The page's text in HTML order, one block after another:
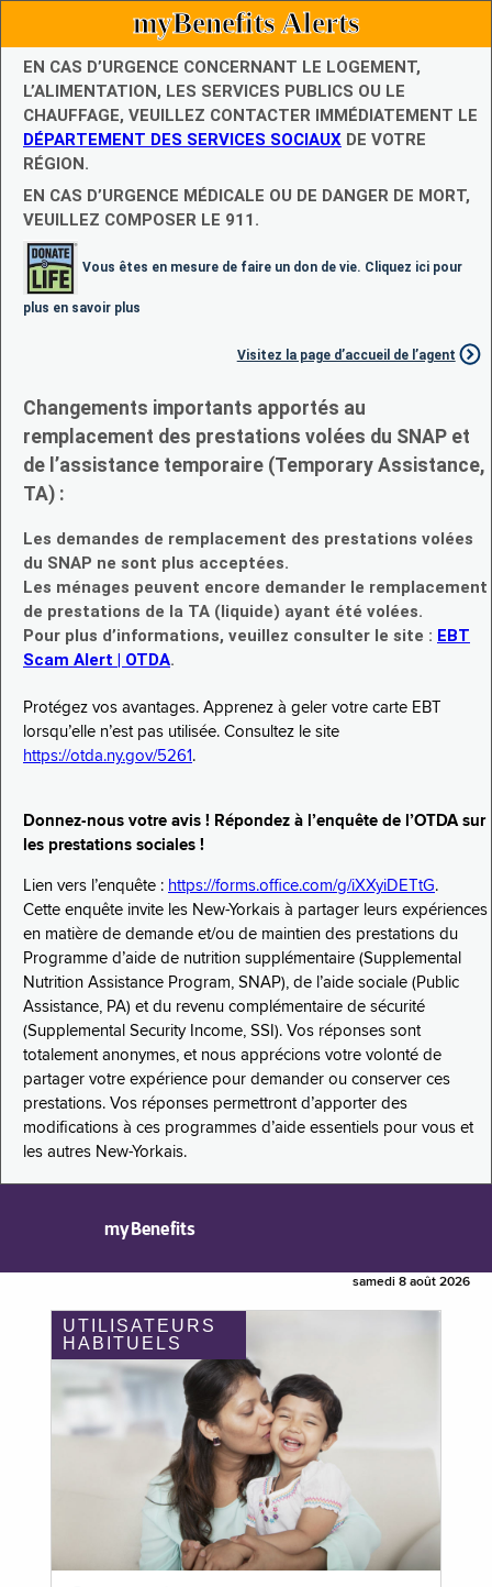
myBenefits Alerts
EN CAS D’URGENCE CONCERNANT LE LOGEMENT,
L’ALIMENTATION, LES SERVICES PUBLICS OU LE
CHAUFFAGE, VEUILLEZ CONTACTER IMMÉDIATEMENT LE
DÉPARTEMENT DES SERVICES SOCIAUX DE VOTRE
RÉGION.
EN CAS D’URGENCE MÉDICALE OU DE DANGER DE MORT,
VEUILLEZ COMPOSER LE 911.
Vous êtes en mesure de faire un don de vie. Cliquez ici pour
plus en savoir plus
Visitez la page d’accueil de l’agent
Changements importants apportés au
remplacement des prestations volées du SNAP et
de l’assistance temporaire (Temporary Assistance,
TA) :
Les demandes de remplacement des prestations volées
du SNAP ne sont plus acceptées.
Les ménages peuvent encore demander le remplacement
de prestations de la TA (liquide) ayant été volées.
Pour plus d’informations, veuillez consulter le site : EBT
Scam Alert | OTDA.
Protégez vos avantages. Apprenez à geler votre carte EBT
lorsqu’elle n’est pas utilisée. Consultez le site
https://otda.ny.gov/5261 .
Donnez-nous votre avis ! Répondez à l’enquête de l’OTDA sur
les prestations sociales !
Lien vers l’enquête : https://forms.office.com/g/iXXyiDETtG.
Cette enquête invite les New-Yorkais à partager leurs expériences
en matière de demande et/ou de maintien des prestations du
Programme d’aide de nutrition supplémentaire (Supplemental
Nutrition Assistance Program, SNAP), de l’aide sociale (Public
Assistance, PA) et du revenu complémentaire de sécurité
(Supplemental Security Income, SSI). Vos réponses sont
totalement anonymes, et nous apprécions votre volonté de
partager votre expérience pour demander ou conserver ces
prestations. Vos réponses permettront d’apporter des
modifications à ces programmes d’aide essentiels pour vous et
les autres New-Yorkais.
myBenefits
samedi 8 août 2026
UTILISATEURS
HABITUELS